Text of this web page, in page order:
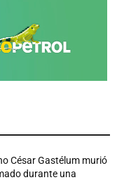
César Gastélum murió
durante una